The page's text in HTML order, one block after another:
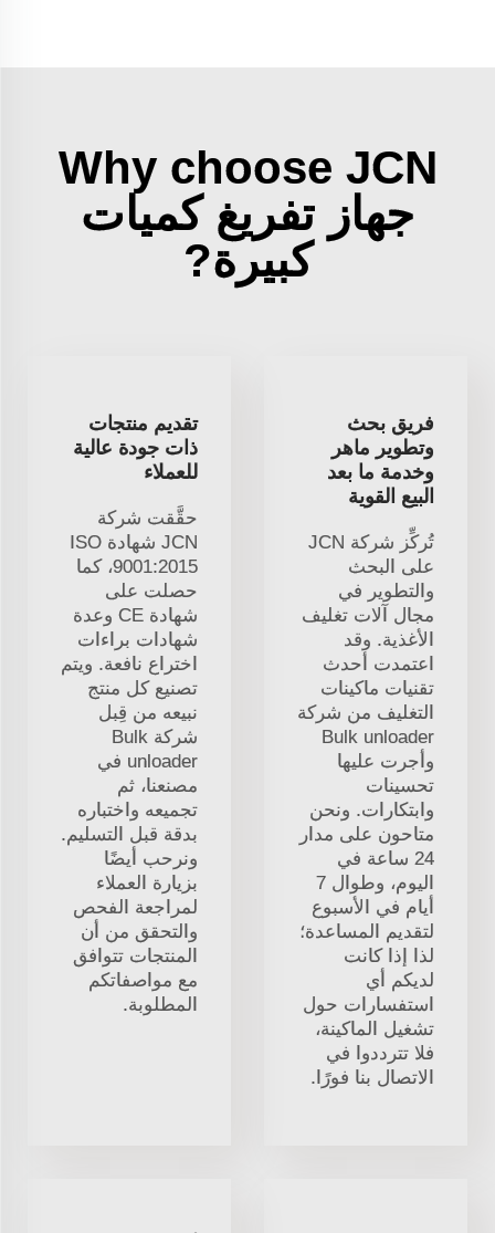
Why choose JCN
جهاز تفريغ كميات
كبيرة?
فريق بحث
وتطوير ماهر
وخدمة ما بعد
البيع القوية
تُركِّز شركة JCN
على البحث
والتطوير في
مجال آلات تغليف
الأغذية. وقد
اعتمدت أحدث
تقنيات ماكينات
التغليف من شركة
Bulk unloader
وأجرت عليها
تحسينات
وابتكارات. ونحن
متاحون على مدار
24 ساعة في
اليوم، وطوال 7
أيام في الأسبوع
لتقديم المساعدة؛
لذا إذا كانت
لديكم أي
استفسارات حول
تشغيل الماكينة،
فلا تترددوا في
الاتصال بنا فورًا.
تقديم منتجات
ذات جودة عالية
للعملاء
حقَّقت شركة
JCN شهادة ISO
9001:2015، كما
حصلت على
شهادة CE وعدة
شهادات براءات
اختراع نافعة. ويتم
تصنيع كل منتج
نبيعه من قِبل
شركة Bulk
unloader في
مصنعنا، ثم
تجميعه واختباره
بدقة قبل التسليم.
ونرحب أيضًا
بزيارة العملاء
لمراجعة الفحص
والتحقق من أن
المنتجات تتوافق
مع مواصفاتكم
المطلوبة.